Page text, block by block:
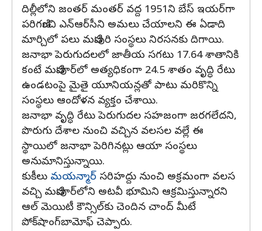
దిల్లీలోని జంతర్ మంతర్ వద్ద 1951ని బేస్ ఇయర్‌గా
పరిగణించి ఎన్‌ఆర్‌సీని అమలు చేయాలని ఈ ఏడాది
మార్చిలో పలు మణిపురి సంస్థలు నిరసనకు దిగాయి.
జనాభా పెరుగుదలలో జాతీయ సగటు 17.64 శాతానికి
కంటే మణిపూర్‌లో అత్యధికంగా 24.5 శాతం వృద్ధి రేటు
ఉండటంపై మైతై యూనియన్లతో పాటు మరికొన్ని
సంస్థలు ఆందోళన వ్యక్తం చేశాయి.
జనాభా వృద్ధి రేటు పెరుగుదల సహజంగా జరగలేదని,
పొరుగు దేశాల నుంచి వచ్చిన వలసల వల్లే ఈ
స్థాయిలో జనాభా పెరిగినట్లు ఆయా సంస్థలు
అనుమానిస్తున్నాయి.
కుకీలు మయన్మార్ సరిహద్దు నుంచి అక్రమంగా వలస
వచ్చి మణిపూర్‌లోని అటవీ భూమిని ఆక్రమిస్తున్నారని
ఆల్ మెయిటీ కౌన్సిల్‌కు చెందిన చాంద్ మీటే
పోక్‌షాంగ్‌బామోఫ్ చెప్పారు.